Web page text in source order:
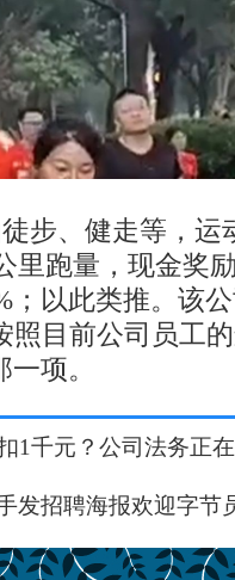
步、健走等，运
里跑量，现金奖
；以此类推。该
照目前公司员工
项。
1千元？公司法务正
发招聘海报欢迎字节